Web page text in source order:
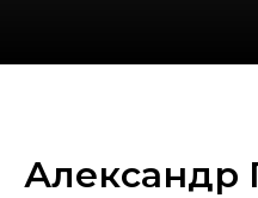
Александр